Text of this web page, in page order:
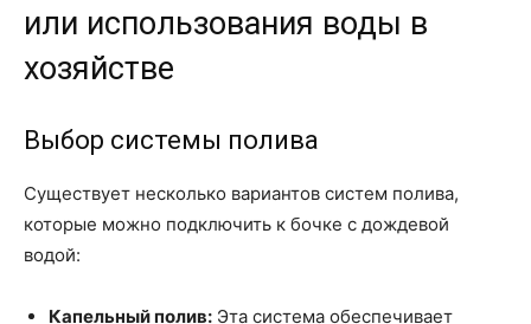
или использования воды в
хозяйстве
Выбор системы полива
Существует несколько вариантов систем полива,
которые можно подключить к бочке с дождевой
водой:
Капельный полив: Эта система обеспечивает